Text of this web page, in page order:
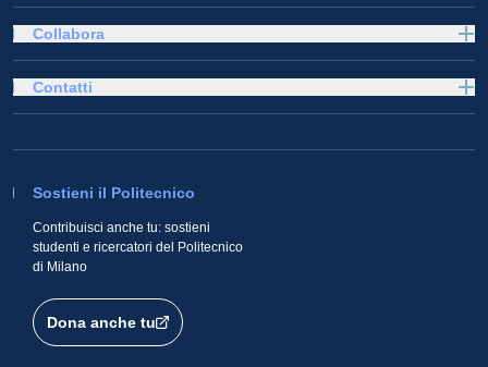
Collabora
Sostieni il Politecnico
Contribuisci anche tu: sostieni
studenti e ricercatori del Politecnico
di Milano
Dona anche tu
Contatti